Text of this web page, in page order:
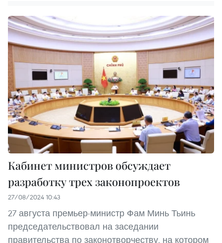
Кабинет министров обсуждает
разработку трех законопроектов
27/08/2024 10:43
27 августа премьер-министр Фам Минь Тьинь
председательствовал на заседании
правительства по законотворчеству, на котором